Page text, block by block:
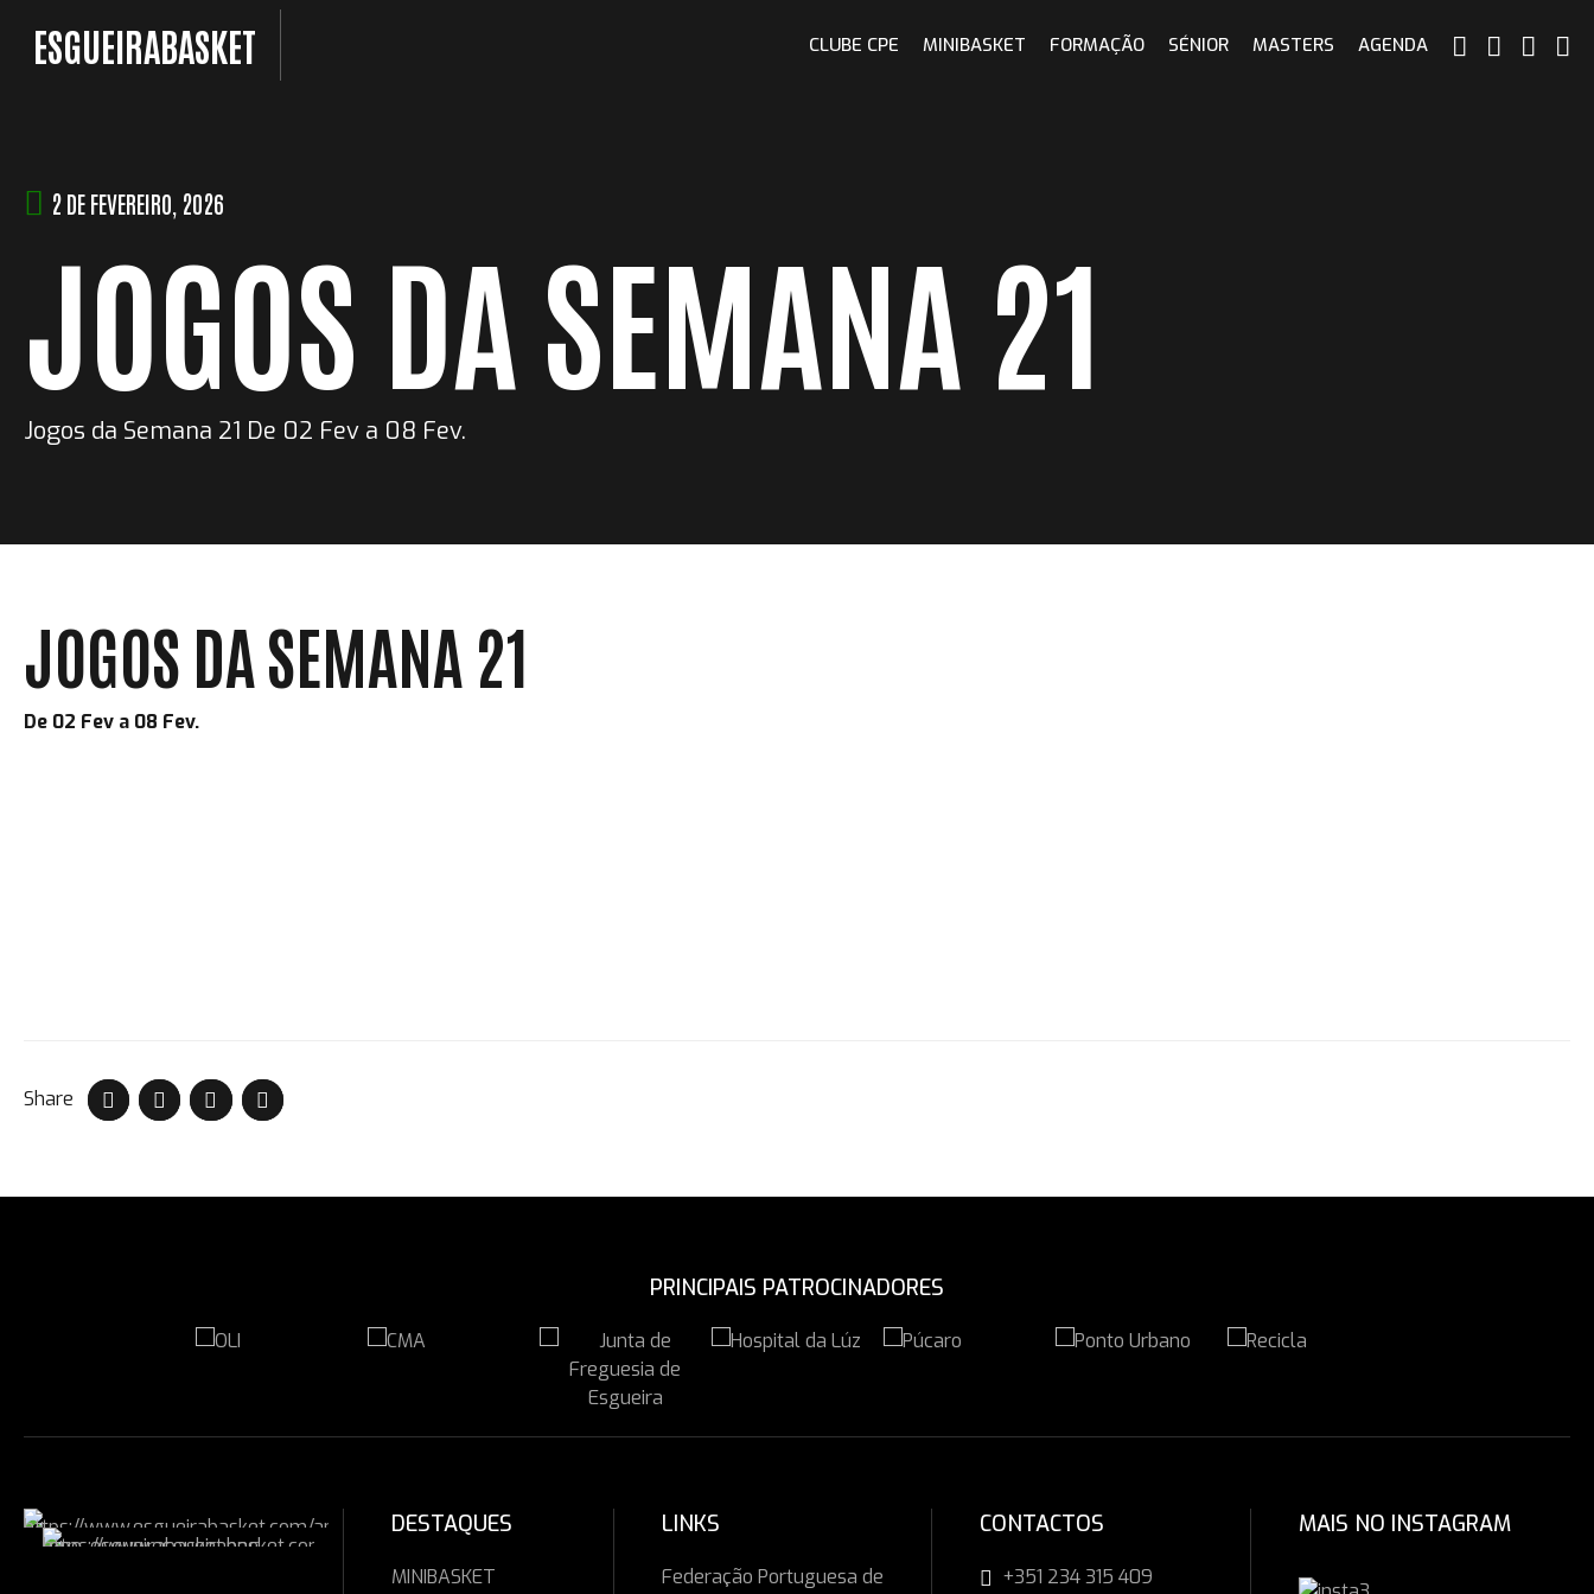
content
ESGUEIRABASKET CLUBE CPE MINIBASKET FORMAÇÃO SÉNIOR MASTERS AGENDA
2 DE FEVEREIRO, 2026
JOGOS DA SEMANA 21
Jogos da Semana 21 De 02 Fev a 08 Fev.
JOGOS DA SEMANA 21
De 02 Fev a 08 Fev.
Share
PRINCIPAIS PATROCINADORES
DESTAQUES
MINIBASKET
LINKS
Federação Portuguesa de
CONTACTOS
+351 234 315 409
MAIS NO INSTAGRAM